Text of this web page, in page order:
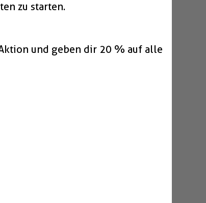
zu starten.
und geben dir 20 % auf alle